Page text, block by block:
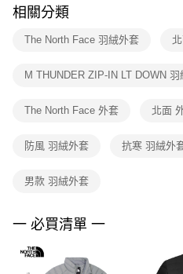
※ 交易是否成功請以「AFTEE先享後
是否繳費成功／繳費後需取消欲退款等
客戶支援中心」https://
１．透過由恩沛科技股份有限公司提
權轉讓予恩沛科技股份有限公司。
３．未成年的使用者請事先徵得法定代
任。
請求用戶進行身份認證。
５．嚴禁一人註冊多個帳號或使用他
恩沛科技股份有限公司將有權停止該
相關分類
The North Face 羽絨外套
M THUNDER ZIP-IN LT DOWN 羽
The North Face 外套 北面
防風 羽絨外套 抗寒 羽絨外
男款 羽絨外套
一 必買清單 一